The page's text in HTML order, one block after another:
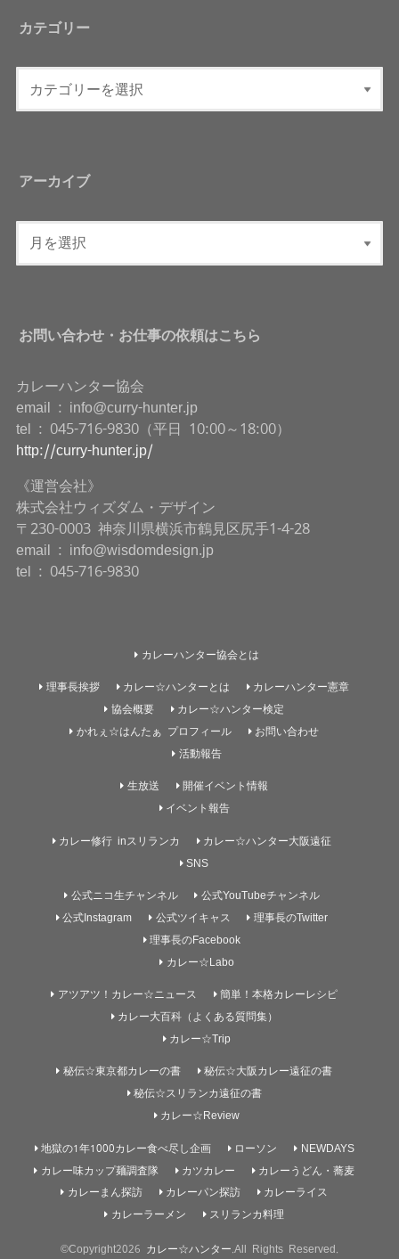
カテゴリー
アーカイブ
お問い合わせ・お仕事の依頼はこちら
カレーハンター協会
email : info@curry-hunter.jp
tel : 045-716-9830（平日 10:00～18:00）
http://curry-hunter.jp/
《運営会社》
株式会社ウィズダム・デザイン
〒230-0003 神奈川県横浜市鶴見区尻手1-4-28
email : info@wisdomdesign.jp
tel : 045-716-9830
カレーハンター協会とは
理事長挨拶 カレー☆ハンターとは
カレーハンター憲章
協会概要
カレー☆ハンター検定
かれぇ☆はんたぁ プロフィール
お問い合わせ
活動報告
生放送
開催イベント情報
イベント報告
カレー修行 inスリランカ
カレー☆ハンター大阪遠征
SNS
公式ニコ生チャンネル
公式YouTubeチャンネル
公式Instagram
公式ツイキャス
理事長のTwitter
理事長のFacebook
カレー☆Labo
アツアツ！カレー☆ニュース
簡単！本格カレーレシピ
カレー大百科（よくある質問集）
カレー☆Trip
秘伝☆東京都カレーの書
秘伝☆大阪カレー遠征の書
秘伝☆スリランカ遠征の書
カレー☆Review
地獄の1年1000カレー食べ尽し企画 ローソン
NEWDAYS
カレー味カップ麺調査隊
カツカレー
カレーうどん・蕎麦
カレーまん探訪
カレーパン探訪
カレーライス
カレーラーメン
スリランカ料理
©Copyright2026 カレー☆ハンター.All Rights Reserved.